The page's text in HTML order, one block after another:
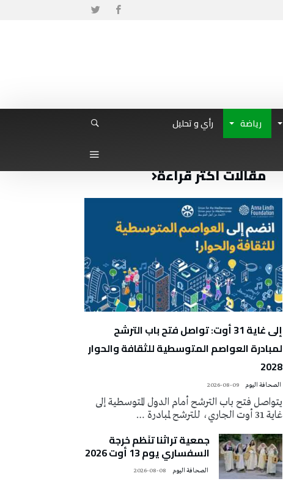
رياضة
رأي و تحليل
مقالات أكثر قراءة
إلى غاية 31 أوت: تواصل فتح باب الترشح
لمبادرة العواصم المتوسطية للثقافة والحوار
2028
2026-08-09
يتواصل فتح باب الترشح أمام الدول المتوسطية إلى
غاية 31 أوت الجاري، للترشح لمبادرة …
جمعية تراثنا تنَظم خرجة
السفساري يوم 13 أوت 2026
2026-08-08